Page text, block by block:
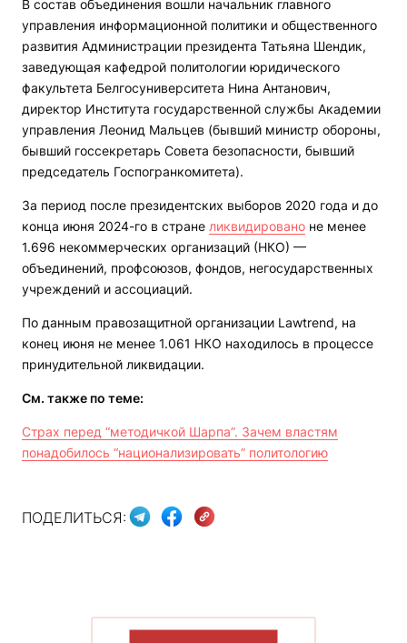
В состав объединения вошли начальник главного
управления информационной политики и общественного
развития Администрации президента Татьяна Шендик,
заведующая кафедрой политологии юридического
факультета Белгосуниверситета Нина Антанович,
директор Института государственной службы Академии
управления Леонид Мальцев (бывший министр обороны,
бывший госсекретарь Совета безопасности, бывший
председатель Госпогранкомитета).
За период после президентских выборов 2020 года и до
конца июня 2024-го в стране ликвидировано не менее
1.696 некоммерческих организаций (НКО) —
объединений, профсоюзов, фондов, негосударственных
учреждений и ассоциаций.
По данным правозащитной организации Lawtrend, на
конец июня не менее 1.061 НКО находилось в процессе
принудительной ликвидации.
См. также по теме:
Страх перед “методичкой Шарпа”. Зачем властям
понадобилось “национализировать” политологию
ПОДЕЛИТЬСЯ: